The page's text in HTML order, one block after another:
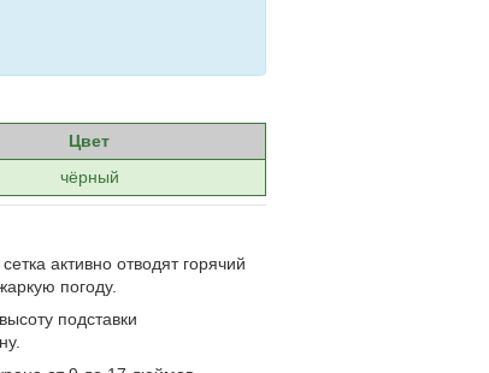
Цвет
чёрный
активно отводят горячий
погоду.
подставки